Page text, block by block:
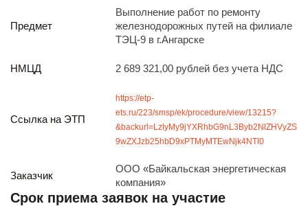
тел.: + 7 (3952) 792-193
Режим работы (UTC+8)
Перерыв на обед с 12 до 13 часов
Предмет
Выполнение работ по ремонту
железнодорожных путей на филиале
ТЭЦ-9 в г.Ангарске
НМЦД 2 689 321,00 рублей без учета НДС
Ссылка на ЭТП
https://etp-
ets.ru/223/smsp/ek/procedure/view/13215?
&backurl=LzIyMy9jYXRhbG9nL3Byb2NlZHVyZS
9wZXJzb25hbD9xPTMyMTEwNjk4NTI0
Заказчик
ООО «Байкальская энергетическая
компания»
Срок приема заявок на участие